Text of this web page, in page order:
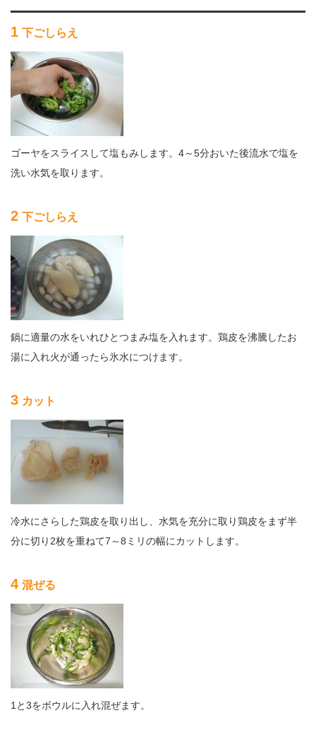
1 下ごしらえ
ゴーヤをスライスして塩もみします。4～5分おいた後流水で塩を
洗い水気を取ります。
2 下ごしらえ
鍋に適量の水をいれひとつまみ塩を入れます。鶏皮を沸騰したお
湯に入れ火が通ったら氷水につけます。
3 カット
冷水にさらした鶏皮を取り出し、水気を充分に取り鶏皮をまず半
分に切り2枚を重ねて7～8ミリの幅にカットします。
4 混ぜる
1と3をボウルに入れ混ぜます。